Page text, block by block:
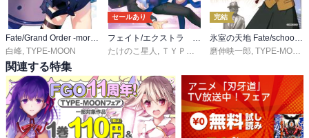
Fate/Grand Order -mortalis:stella-
白峰, TYPE-MOON
セールあり
フェイト/エクストラ ＣＣＣ ＦｏｘＴａｉｌ
たけのこ星人 , ＴＹＰＥ－ＭＯＯＮ ,マーベラス
完結
氷室の天地 Fate/school life
磨伸映一郎, TYPE-MOON
関連する特集